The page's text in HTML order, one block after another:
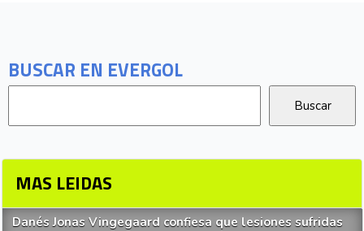
BUSCAR EN EVERGOL
MAS LEIDAS
Danés Jonas Vingegaard confiesa que lesiones sufridas